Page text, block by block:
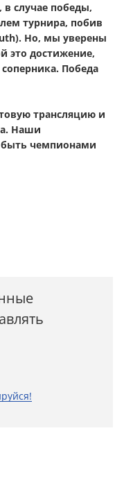
случае победы,
турнира, побив
Но, мы уверены
это достижение,
Победа
трансляцию и
Наши
быть чемпионами